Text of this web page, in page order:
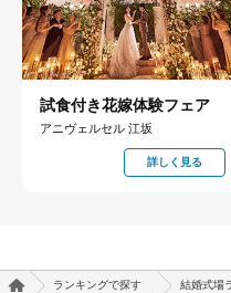
試食付き花嫁体験フェア
アニヴェルセル 江坂
詳しく見る
ランキングで探す 結婚式場